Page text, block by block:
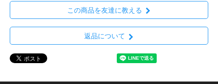
この商品を友達に教える
返品について